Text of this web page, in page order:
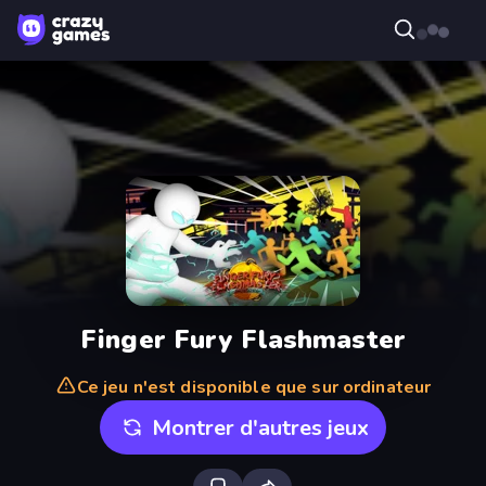
Finger Fury Flashmaster
Ce jeu n'est disponible que sur ordinateur
Montrer d'autres jeux